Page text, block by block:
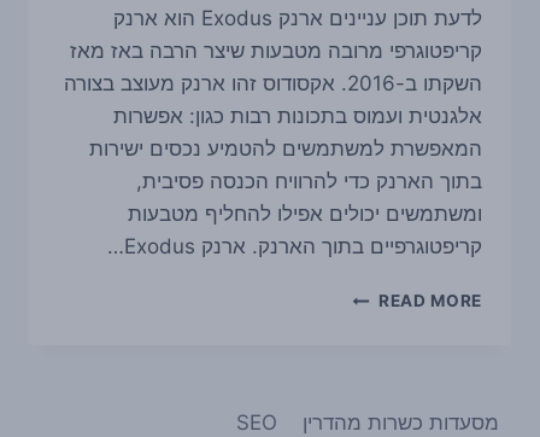
לדעת תוכן עניינים ארנק Exodus הוא ארנק
קריפטוגרפי מרובה מטבעות שיצר הרבה באז מאז
השקתו ב-2016. אקסודוס זהו ארנק מעוצב בצורה
אלגנטית ועמוס בתכונות רבות כגון: אפשרות
המאפשרת למשתמשים להטמיע נכסים ישירות
בתוך הארנק כדי להרוויח הכנסה פסיבית,
ומשתמשים יכולים אפילו להחליף מטבעות
קריפטוגרפיים בתוך הארנק. ארנק Exodus…
READ MORE סקירת
מסעדות כשרות מהדרין SEO